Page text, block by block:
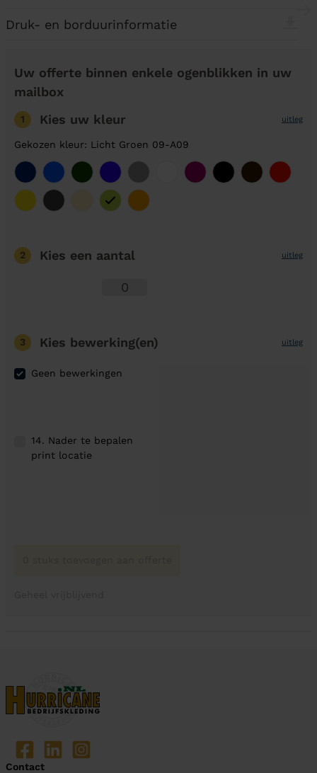
Druk- en borduurinformatie
Uw offerte binnen enkele ogenblikken in uw
mailbox
1 Kies uw kleur uitleg
Gekozen kleur: Licht Groen 09-A09
2 Kies een aantal uitleg
3 Kies bewerking(en) uitleg
Geen bewerkingen
14. Nader te bepalen
print locatie
Contact